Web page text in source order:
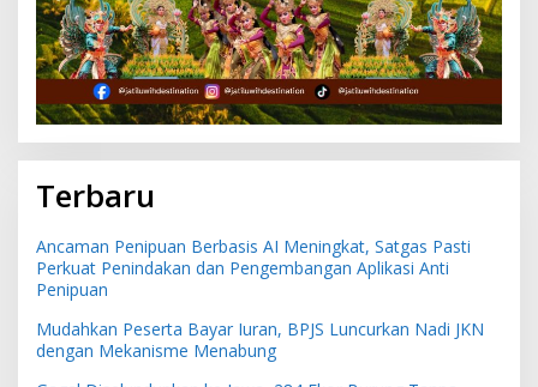
Terbaru
Ancaman Penipuan Berbasis AI Meningkat, Satgas Pasti
Perkuat Penindakan dan Pengembangan Aplikasi Anti
Penipuan
Mudahkan Peserta Bayar Iuran, BPJS Luncurkan Nadi JKN
dengan Mekanisme Menabung